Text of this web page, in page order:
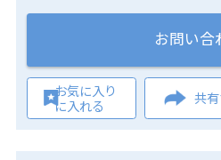
お問い合
お気に入り
に入れる
共